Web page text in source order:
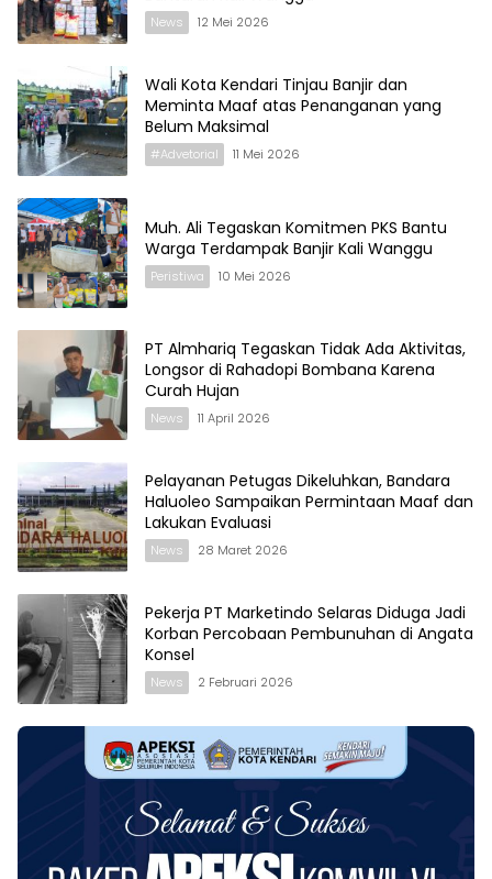
News 12 Mei 2026
Wali Kota Kendari Tinjau Banjir dan
Meminta Maaf atas Penanganan yang
Belum Maksimal
#Advetorial 11 Mei 2026
Muh. Ali Tegaskan Komitmen PKS Bantu
Warga Terdampak Banjir Kali Wanggu
Peristiwa 10 Mei 2026
PT Almhariq Tegaskan Tidak Ada Aktivitas,
Longsor di Rahadopi Bombana Karena
Curah Hujan
News 11 April 2026
Pelayanan Petugas Dikeluhkan, Bandara
Haluoleo Sampaikan Permintaan Maaf dan
Lakukan Evaluasi
News 28 Maret 2026
Pekerja PT Marketindo Selaras Diduga Jadi
Korban Percobaan Pembunuhan di Angata
Konsel
News 2 Februari 2026